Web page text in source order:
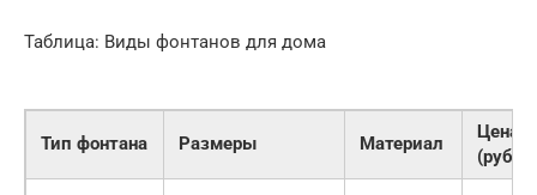
Таблица: Виды фонтанов для дома
Тип фонтана Размеры Материал
Цена
(руб.)